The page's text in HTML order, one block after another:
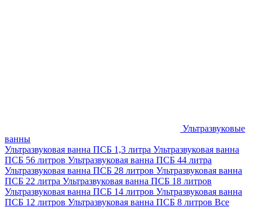
Ультразвуковые
ванны
Ультразвуковая ванна ПСБ 1,3 литра Ультразвуковая ванна
ПСБ 56 литров Ультразвуковая ванна ПСБ 44 литра
Ультразвуковая ванна ПСБ 28 литров Ультразвуковая ванна
ПСБ 22 литра Ультразвуковая ванна ПСБ 18 литров
Ультразвуковая ванна ПСБ 14 литров Ультразвуковая ванна
ПСБ 12 литров Ультразвуковая ванна ПСБ 8 литров Все